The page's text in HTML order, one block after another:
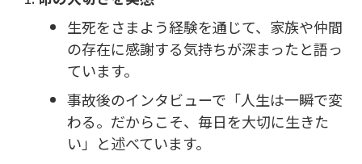
生死をさまよう経験を通じて、家族や仲間
の存在に感謝する気持ちが深まったと語っ
ています。
事故後のインタビューで「人生は一瞬で変
わる。だからこそ、毎日を大切に生きた
い」と述べています。